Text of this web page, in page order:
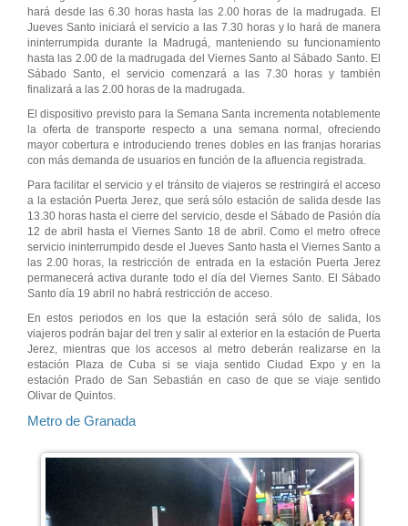
hará desde las 6.30 horas hasta las 2.00 horas de la madrugada. El
Jueves Santo iniciará el servicio a las 7.30 horas y lo hará de manera
ininterrumpida durante la Madrugá, manteniendo su funcionamiento
hasta las 2.00 de la madrugada del Viernes Santo al Sábado Santo. El
Sábado Santo, el servicio comenzará a las 7.30 horas y también
finalizará a las 2.00 horas de la madrugada.
El dispositivo previsto para la Semana Santa incrementa notablemente
la oferta de transporte respecto a una semana normal, ofreciendo
mayor cobertura e introduciendo trenes dobles en las franjas horarias
con más demanda de usuarios en función de la afluencia registrada.
Para facilitar el servicio y el tránsito de viajeros se restringirá el acceso
a la estación Puerta Jerez, que será sólo estación de salida desde las
13.30 horas hasta el cierre del servicio, desde el Sábado de Pasión día
12 de abril hasta el Viernes Santo 18 de abril. Como el metro ofrece
servicio ininterrumpido desde el Jueves Santo hasta el Viernes Santo a
las 2.00 horas, la restricción de entrada en la estación Puerta Jerez
permanecerá activa durante todo el día del Viernes Santo. El Sábado
Santo día 19 abril no habrá restricción de acceso.
En estos periodos en los que la estación será sólo de salida, los
viajeros podrán bajar del tren y salir al exterior en la estación de Puerta
Jerez, mientras que los accesos al metro deberán realizarse en la
estación Plaza de Cuba si se viaja sentido Ciudad Expo y en la
estación Prado de San Sebastián en caso de que se viaje sentido
Olivar de Quintos.
Metro de Granada